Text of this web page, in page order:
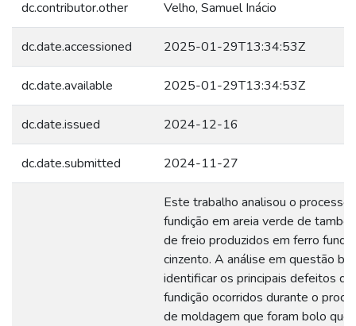
dc.contributor.other Velho, Samuel Inácio
dc.date.accessioned 2025-01-29T13:34:53Z
dc.date.available 2025-01-29T13:34:53Z
dc.date.issued 2024-12-16
dc.date.submitted 2024-11-27
Este trabalho analisou o processo
fundição em areia verde de
de freio produzidos em ferro
cinzento. A análise em questão
identificar os principais defeitos de
fundição ocorridos durante o
de moldagem que foram bolo